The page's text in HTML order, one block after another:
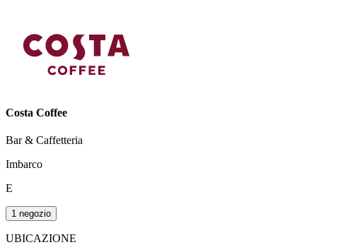
Costa Coffee
Bar & Caffetteria
Imbarco
E
1 negozio
UBICAZIONE